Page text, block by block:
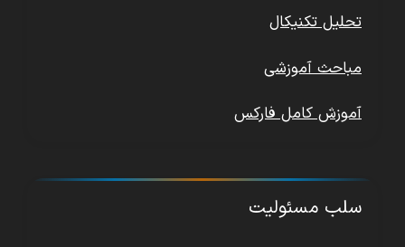
تحلیل تکنیکال
مباحث آموزشی
آموزش کامل فارکس
سلب مسئولیت